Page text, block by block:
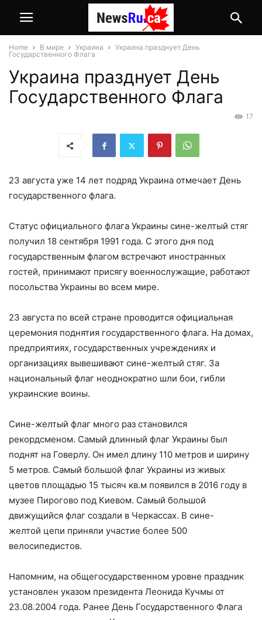
Home В мире Украина
Украина празднует День
Государственного Флага
Украина празднует День
Государственного Флага
17
23 августа уже 14 лет подряд Украина отмечает День
государственного флага.
Статус официального флага Украины сине-желтый стяг
получил 18 сентября 1991 года. С этого дня под
государственным флагом встречают иностранных
гостей, принимают присягу военнослужащие, работают
посольства Украины во всем мире.
23 августа по всей стране проводится официальная
церемония поднятия государственного флага. На домах,
предприятиях, государственных учреждениях и
организациях вывешивают сине-желтый стяг. За
национальный флаг неоднократно шли бои, гибли
украинские воины.
Сине-желтый флаг много раз становился
рекордсменом. Самый длинный флаг Украины был
поднят на Говерлу. Он имел длину 110 метров и ширину
5 метров. Самый большой флаг Украины из живых
цветов площадью 15 тысяч кв.м появился в 2016 году в
музее Пирогово под Киевом. Самый большой
движущийся флаг создали в Черкассах. В сине-
желтой цепи приняли участие более 500
велосипедистов.
Напомним, на общегосударственном уровне праздник
установлен указом президента Леонида Кучмы от
23.08.2004 года. Ранее День Государственного Флага